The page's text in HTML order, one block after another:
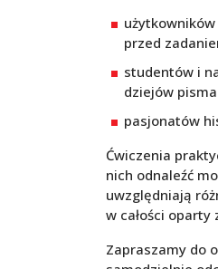
przed
studentów i
dziejów pisma
pasjonatów
Ćwiczenia
nich odnaleźć
uwzględniają
w całości
Zapraszamy do